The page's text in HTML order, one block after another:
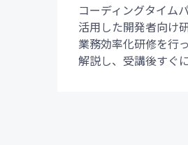
コーディングタイム
活用した開発者向け
業務効率化研修を行
解説し、受講後すぐ